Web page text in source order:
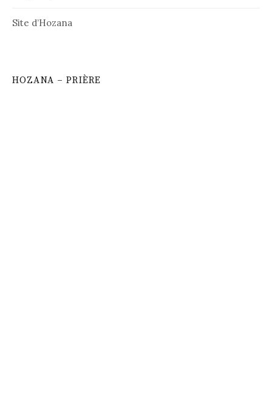
Site d’Hozana
HOZANA – PRIÈRE